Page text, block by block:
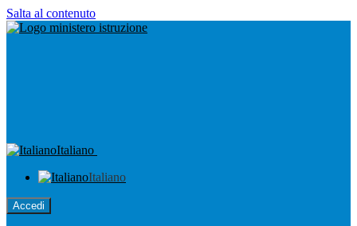
Salta al contenuto
Italiano
Italiano
Accedi